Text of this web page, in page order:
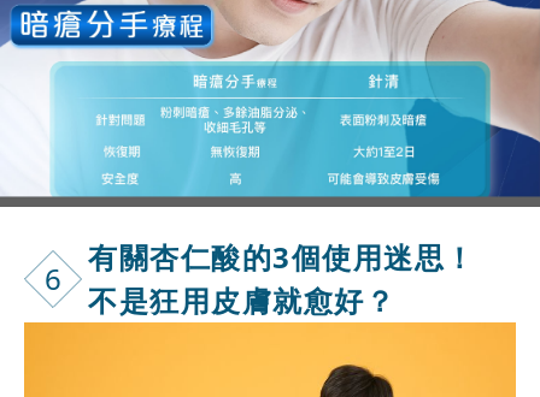
6
有關杏仁酸的3個使用迷思！
不是狂用皮膚就愈好？